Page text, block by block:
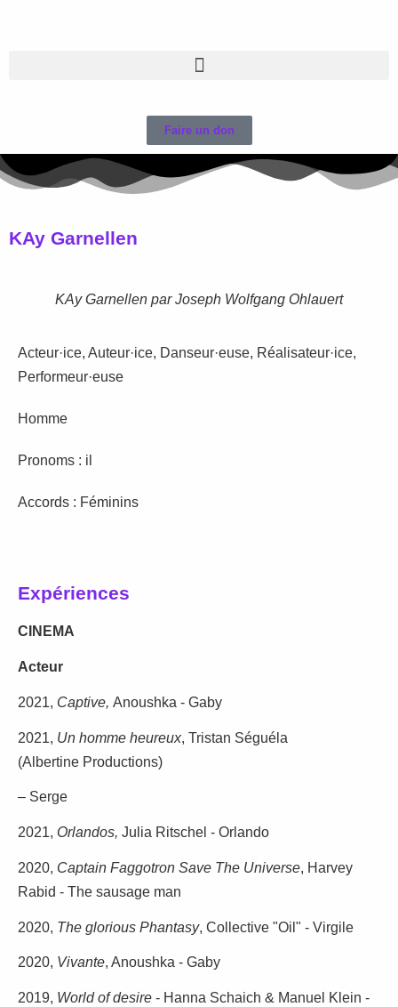
Faire un don
KAy Garnellen
KAy Garnellen par Joseph Wolfgang Ohlauert
Acteur·ice, Auteur·ice, Danseur·euse, Réalisateur·ice,
Performeur·euse
Homme
Pronoms : il
Accords : Féminins
Expériences
CINEMA
Acteur
2021, Captive, Anoushka - Gaby
2021, Un homme heureux, Tristan Séguéla
(Albertine Productions)
– Serge
2021, Orlandos, Julia Ritschel - Orlando
2020, Captain Faggotron Save The Universe, Harvey
Rabid - The sausage man
2020, The glorious Phantasy, Collective "Oil" - Virgile
2020, Vivante, Anoushka - Gaby
2019, World of desire - Hanna Schaich & Manuel Klein -